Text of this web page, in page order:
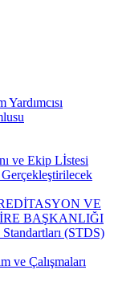
ve Ekip Lİstesi
Gerçekleştirilecek
VE
BAŞKANLIĞI
(STDS)
ve Çalışmaları